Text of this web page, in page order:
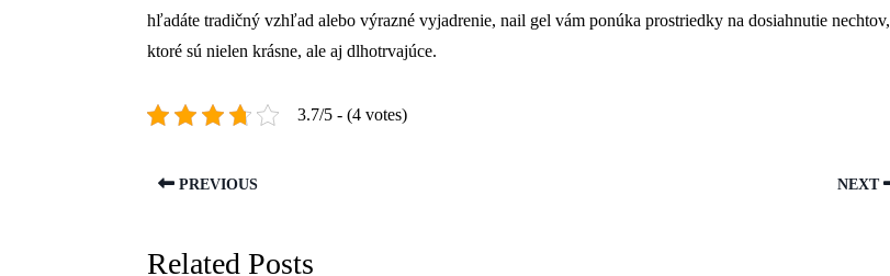
hľadáte tradičný vzhľad alebo výrazné vyjadrenie, nail gel vám ponúka prostriedky na dosiahnutie nechtov,
ktoré sú nielen krásne, ale aj dlhotrvajúce.
3.7/5 - (4 votes)
PREVIOUS NEXT
Related Posts